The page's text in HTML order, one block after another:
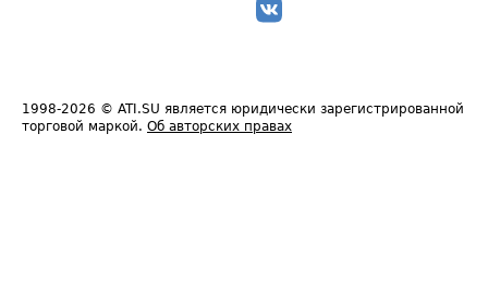
1998-2026 © ATI.SU является юридически зарегистрированной
торговой маркой. Об авторских правах